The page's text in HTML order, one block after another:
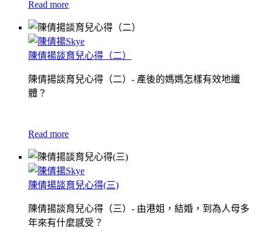
Read more
陳倩揚談育兒心得（二）
陳倩揚談育兒心得（二）- 產後的媽媽怎樣有效地纖
體？
Read more
陳倩揚談育兒心得(三)
陳倩揚談育兒心得（三）- 由港姐，結婚，到為人母多
年來有什麼感受？